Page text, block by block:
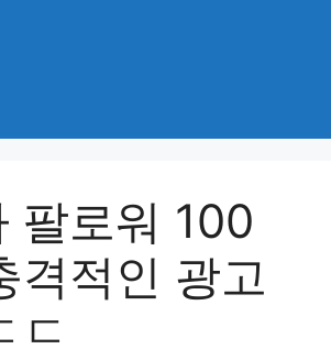
팔로워 100
격적인 광고
ㄷ